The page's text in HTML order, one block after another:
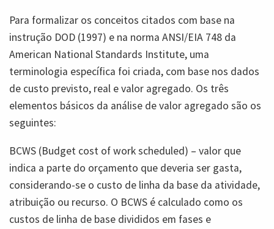
Para formalizar os conceitos citados com base na
instrução DOD (1997) e na norma ANSI/EIA 748 da
American National Standards Institute, uma
terminologia específica foi criada, com base nos dados
de custo previsto, real e valor agregado. Os três
elementos básicos da análise de valor agregado são os
seguintes:
BCWS (Budget cost of work scheduled) – valor que
indica a parte do orçamento que deveria ser gasta,
considerando-se o custo de linha da base da atividade,
atribuição ou recurso. O BCWS é calculado como os
custos de linha de base divididos em fases e